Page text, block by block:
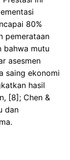
80%
pemerataan
bahwa mutu
asesmen
saing ekonomi
hasil
[8]; Chen &
dan